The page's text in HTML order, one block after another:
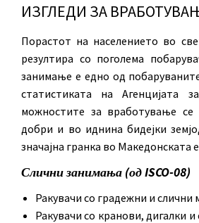
ИЗГЛЕДИ ЗА
Порастот на населението во
резултира со поголема
занимање е едно од
статистиката на Агенцијата
можностите за вработување се
добри и во иднина бидејки
значајна гранка во Македонската
Слични занимања (од ISCO-08)
Ракувачи со градежни и слични
Ракувачи со кранови, дигалки и